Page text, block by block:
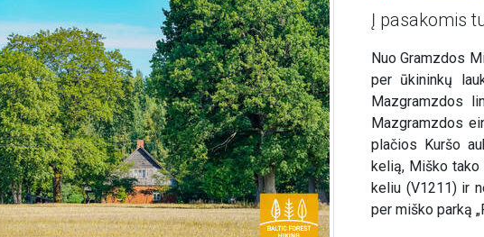
Į pasakomis
Nuo Gramzdos
per ūkininkų
Mazgramzdos
Mazgramzdos
plačios Kuršo
kelią, Miško tako
keliu (V1211) ir
per miško parką